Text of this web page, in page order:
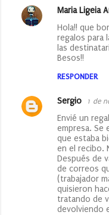
Maria Ligeia
Hola!! que
regalos para
las
Besos!!
RESPONDER
Sergio 1 de
Envié un
empresa. Se
que estaba
en el recibo.
Después de
de correos
(trabajador
quisieron
tratando de
devolviendo